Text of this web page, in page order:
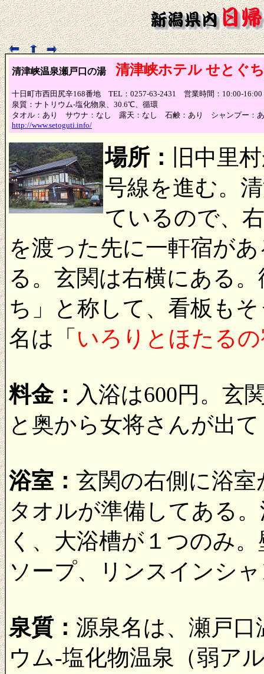
清津峡温泉瀬戸口の湯 清津峡ホテル せとぐち
十日町市西田尻辛168番地 TEL：0257-63-2431 営業時間：10:00-
泉質：ナトリウム-塩化物泉、30.6℃、循環
タオル：あり サウナ：なし 露天：なし 石鹸：あり シャンプー：
http://www.setoguti.info/
場所：
旧中里
号線を進む。
ているので、
を渡った先に一軒宿が
る。玄関は右横にある
ち」と称して、看板も
名は「 いろりとほたる
料金： 入浴は600円。玄
と奥から女将さんが出
浴室： 玄関の右側に浴
タオルが準備してある
く、大浴槽が１つのみ
ソープ、リンスインシ
泉質： 源泉名は、瀬戸
ウム-塩化物温泉（弱ア